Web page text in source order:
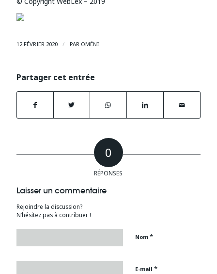
12 FÉVRIER 2020 / PAR OMÉNI
Partager cet entrée
0
RÉPONSES
Laisser un commentaire
Rejoindre la discussion?
N’hésitez pas à contribuer !
Nom *
E-mail *